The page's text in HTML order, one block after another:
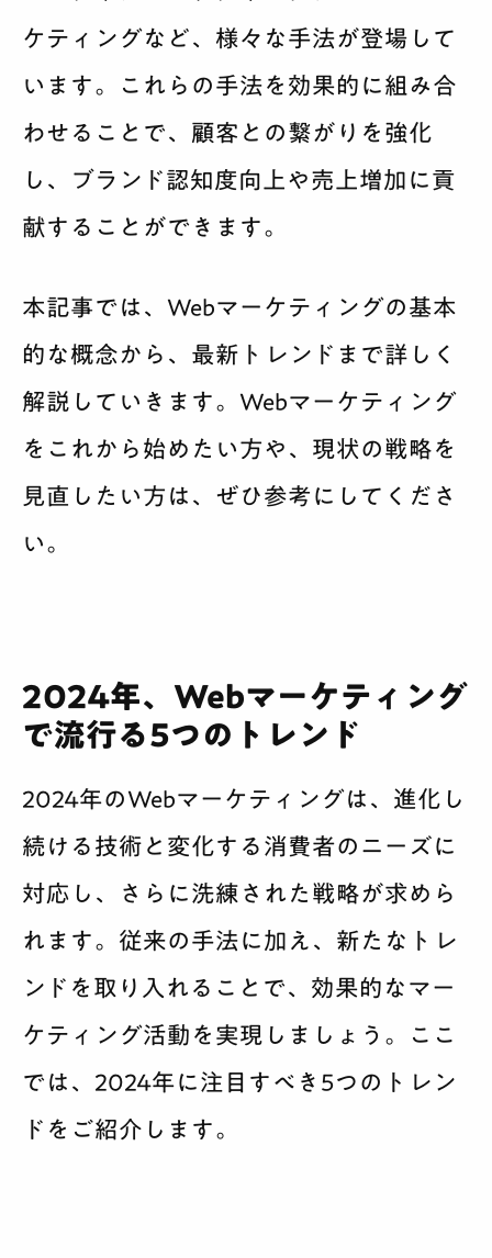
ケティングなど、様々な手法が登場して
います。これらの手法を効果的に組み合
わせることで、顧客との繋がりを強化
し、ブランド認知度向上や売上増加に貢
献することができます。
本記事では、Webマーケティングの基本
的な概念から、最新トレンドまで詳しく
解説していきます。Webマーケティング
をこれから始めたい方や、現状の戦略を
見直したい方は、ぜひ参考にしてくださ
い。
2024年、Webマーケティング
で流行る5つのトレンド
2024年のWebマーケティングは、進化し
続ける技術と変化する消費者のニーズに
対応し、さらに洗練された戦略が求めら
れます。従来の手法に加え、新たなトレ
ンドを取り入れることで、効果的なマー
ケティング活動を実現しましょう。ここ
では、2024年に注目すべき5つのトレン
ドをご紹介します。